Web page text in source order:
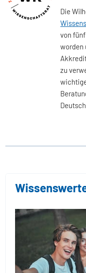
Die
von
worden
zu